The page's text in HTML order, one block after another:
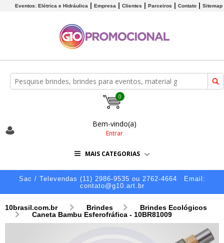
Eventos: Elétrica e Hidráulica Empresa Clientes Parceiros Contato Sitemap
0
Bem-vindo(a)
Entrar
MAIS CATEGORIAS
Sac / Televendas (11) 2986-9535 ou 2762-4664
Email:
contato@g10.art.br
10brasil.com.br Brindes
Brindes Ecológicos
Caneta Bambu Esferofráfica - 10BR81009